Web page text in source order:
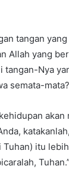
tangan
Allah yang
Nya
semata-mata?
itu